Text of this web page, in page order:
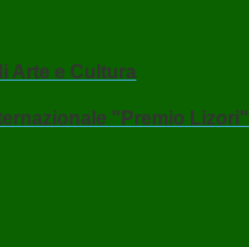
Arte e Cultura
"Premio Lizori"